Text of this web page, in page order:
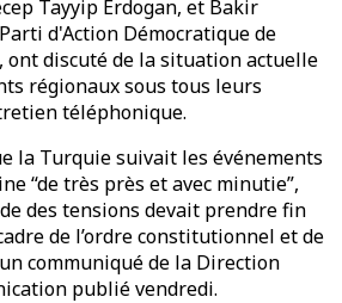
Tayyip Erdogan, et Bakir
d'Action Démocratique de
ont discuté de la situation actuelle
régionaux sous tous leurs
téléphonique.
la Turquie suivait les événements
“de très près et avec minutie”,
des tensions devait prendre fin
de l’ordre constitutionnel et de
communiqué de la Direction
publié vendredi.